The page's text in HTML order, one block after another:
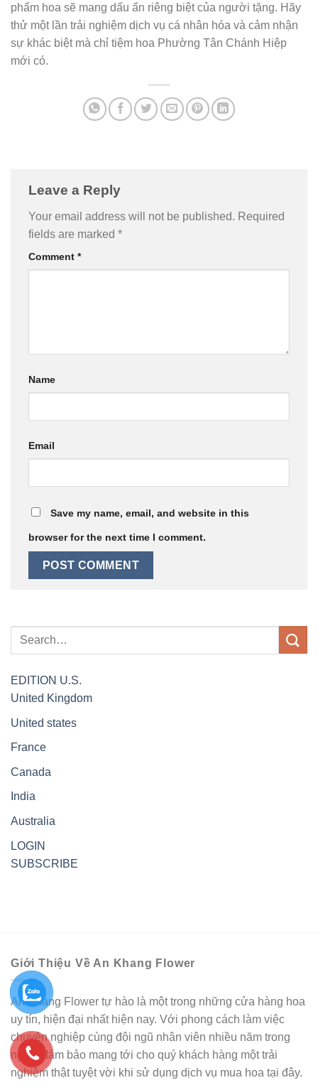
phẩm hoa sẽ mang dấu ấn riêng biệt của người tặng. Hãy
thử một lần trải nghiệm dịch vụ cá nhân hóa và cảm nhận
sự khác biệt mà chỉ tiệm hoa Phường Tân Chánh Hiệp
mới có.
Leave a Reply
Your email address will not be published. Required
fields are marked *
Comment *
Name
Email
Save my name, email, and website in this
browser for the next time I comment.
EDITION U.S.
United Kingdom
United states
France
Canada
India
Australia
LOGIN
SUBSCRIBE
Giới Thiệu Về An Khang Flower
An Khang Flower tự hào là một trong những cửa hàng hoa
uy tín, hiện đại nhất hiện nay. Với phong cách làm việc
chuyên nghiệp cùng đội ngũ nhân viên nhiều năm trong
nghề, đảm bảo mang tới cho quý khách hàng một trải
nghiệm thật tuyệt vời khi sử dụng dịch vụ mua hoa tại đây.